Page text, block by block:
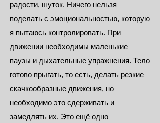
радости, шуток. Ничего нельзя
поделать с эмоциональностью, которую
я пытаюсь контролировать. При
движении необходимы маленькие
паузы и дыхательные упражнения. Тело
готово прыгать, то есть, делать резкие
скачкообразные движения, но
необходимо это сдерживать и
замедлять их. Это ещё одно